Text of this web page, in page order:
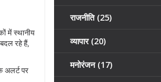
में स्थानीय
रहे हैं,
अलर्ट पर
राजनीति (25)
व्यापार (20)
मनोरंजन (17)